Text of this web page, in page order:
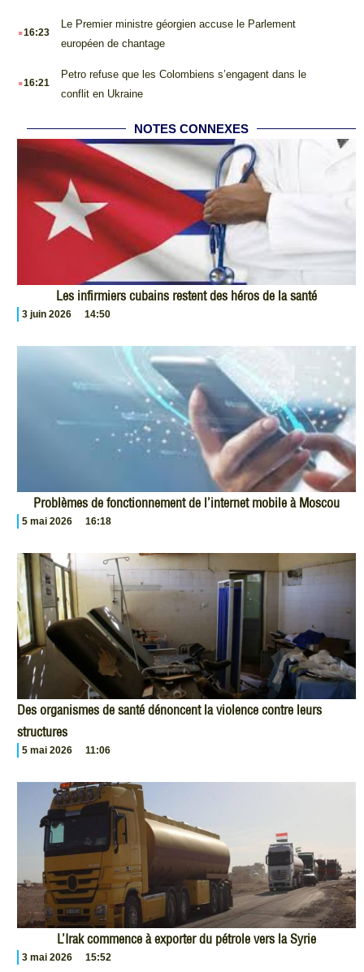
.16:23
Le Premier ministre géorgien accuse le Parlement
européen de chantage
.16:21
Petro refuse que les Colombiens s’engagent dans le
conflit en Ukraine
NOTES CONNEXES
Les infirmiers cubains restent des héros de la santé
3 juin 2026 14:50
Problèmes de fonctionnement de l’internet mobile à Moscou
5 mai 2026 16:18
Des organismes de santé dénoncent la violence contre leurs
structures
5 mai 2026 11:06
L’Irak commence à exporter du pétrole vers la Syrie
3 mai 2026 15:52